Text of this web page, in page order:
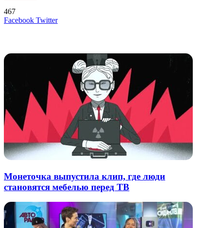
467
Facebook TwitterLinkedIn
Tumblr
Reddit
Вконтакте
Одноклассники
Skype
Messenger
Messenger
WhatsApp
Telegram
Viber
Line
Поделиться
Печатать
Монеточка выпустила клип, где люди
становятся мебелью перед ТВ